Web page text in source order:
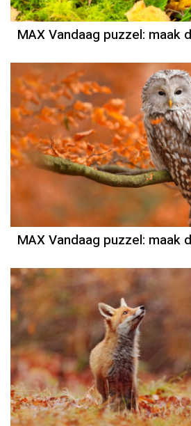
MAX Vandaag puzzel: maak
MAX Vandaag puzzel: maak